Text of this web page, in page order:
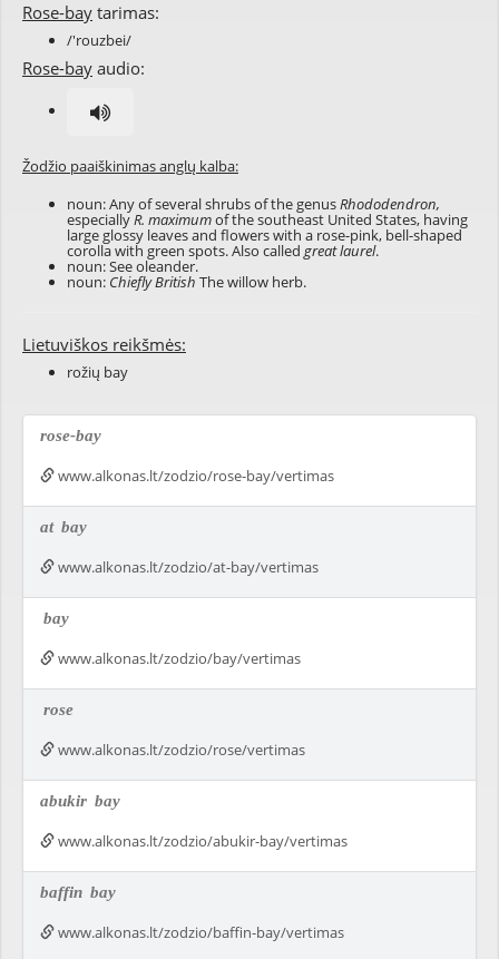
Rose-bay tarimas:
/'rouzbei/
Rose-bay audio:
Žodžio paaiškinimas anglų kalba:
noun: Any of several shrubs of the genusRhododendron,
especiallyR. maximumof the southeast United States, having
large glossy leaves and flowers with a rose-pink, bell-shaped
corolla with green spots. Also called great laurel.
noun: Seeoleander.
noun: Chiefly British The willow herb.
Lietuviškos reikšmės:
rožių bay
rose-bay
www.alkonas.lt/zodzio/rose-bay/vertimas
at bay
www.alkonas.lt/zodzio/at-bay/vertimas
bay
www.alkonas.lt/zodzio/bay/vertimas
rose
www.alkonas.lt/zodzio/rose/vertimas
abukir bay
www.alkonas.lt/zodzio/abukir-bay/vertimas
baffin bay
www.alkonas.lt/zodzio/baffin-bay/vertimas